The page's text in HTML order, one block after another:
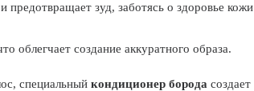
зуд, заботясь о здоровье кожи
облегчает создание аккуратного образа.
специальный кондиционер борода создает